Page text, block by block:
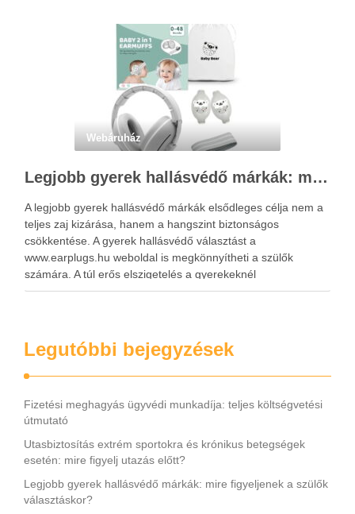
Webáruház
Legjobb gyerek hallásvédő márkák: mire figyeljenek a szülők választáskor?
A legjobb gyerek hallásvédő márkák elsődleges célja nem a
teljes zaj kizárása, hanem a hangszint biztonságos
csökkentése. A gyerek hallásvédő választást a
www.earplugs.hu weboldal is megkönnyítheti a szülők
számára. A túl erős elszigetelés a gyerekeknél
kényelmetlenséget, félelmet vagy dezorientáltságot is
Legutóbbi bejegyzések
Fizetési meghagyás ügyvédi munkadíja: teljes költségvetési
útmutató
Utasbiztosítás extrém sportokra és krónikus betegségek
esetén: mire figyelj utazás előtt?
Legjobb gyerek hallásvédő márkák: mire figyeljenek a szülők
választáskor?